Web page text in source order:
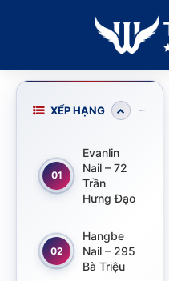
XẾP HẠNG
01
Evanlin
Nail – 72
Trần
Hưng Đạo
02
Hangbe
Nail – 295
Bà Triệu